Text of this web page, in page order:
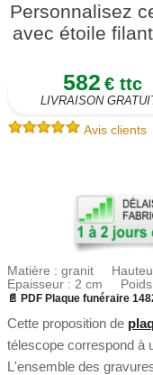
Personnalisez
avec étoile
582 € ttc
LIVRAISON
Avis clients
Matière : granit
Epaisseur : 2 cm Poids
📄 PDF Plaque funéraire
Cette proposition de
télescope correspond à
L'ensemble des